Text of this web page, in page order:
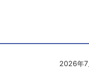
2026年7